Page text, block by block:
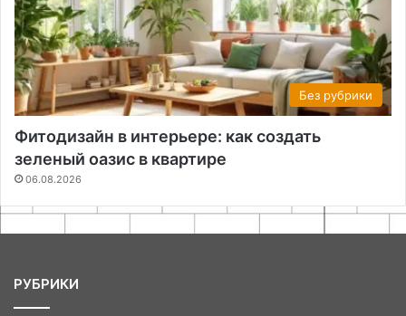
Без рубрики
Фитодизайн в интерьере: как создать
зеленый оазис в квартире
06.08.2026
РУБРИКИ